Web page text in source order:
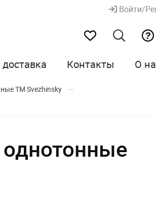
Войти/
Контакты О
ТМ Svеzhinsky